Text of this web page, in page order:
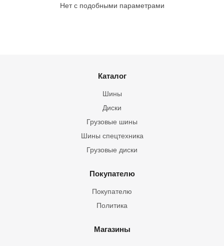
Нет с подобными параметрами
Каталог
Шины
Грузовые шины
Шины спецтехника
Диски
Грузовые диски
Покупателю
Покупателю
Политика
Магазины